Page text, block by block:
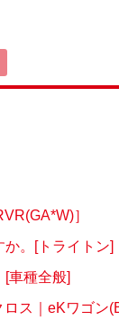
］
。[トライトン]
車種全般]
ス｜eKワゴン